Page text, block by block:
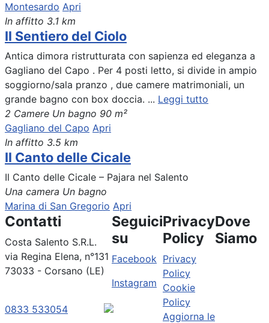
Montesardo Apri
In affitto 3.1 km
Il Sentiero del Ciolo
Antica dimora ristrutturata con sapienza ed eleganza a
Gagliano del Capo . Per 4 posti letto, si divide in ampio
soggiorno/sala pranzo , due camere matrimoniali, un
grande bagno con box doccia. ... Leggi tutto
2 Camere Un bagno 90 m²
Gagliano del Capo Apri
In affitto 3.5 km
Il Canto delle Cicale
Il Canto delle Cicale – Pajara nel Salento
Una camera Un bagno
Marina di San Gregorio Apri
Contatti
Costa Salento S.R.L.
via Regina Elena, n°131
73033 - Corsano (LE)
0833 533054
Seguici
su
Facebook
Instagram
Privacy
Policy
Privacy
Policy
Cookie
Policy
Aggiorna le
Dove
Siamo